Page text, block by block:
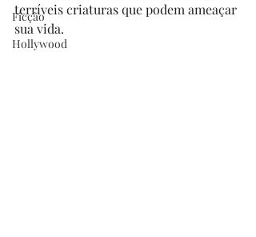
Ficção
Hollywood
terríveis criaturas que podem ameaçar
sua vida.